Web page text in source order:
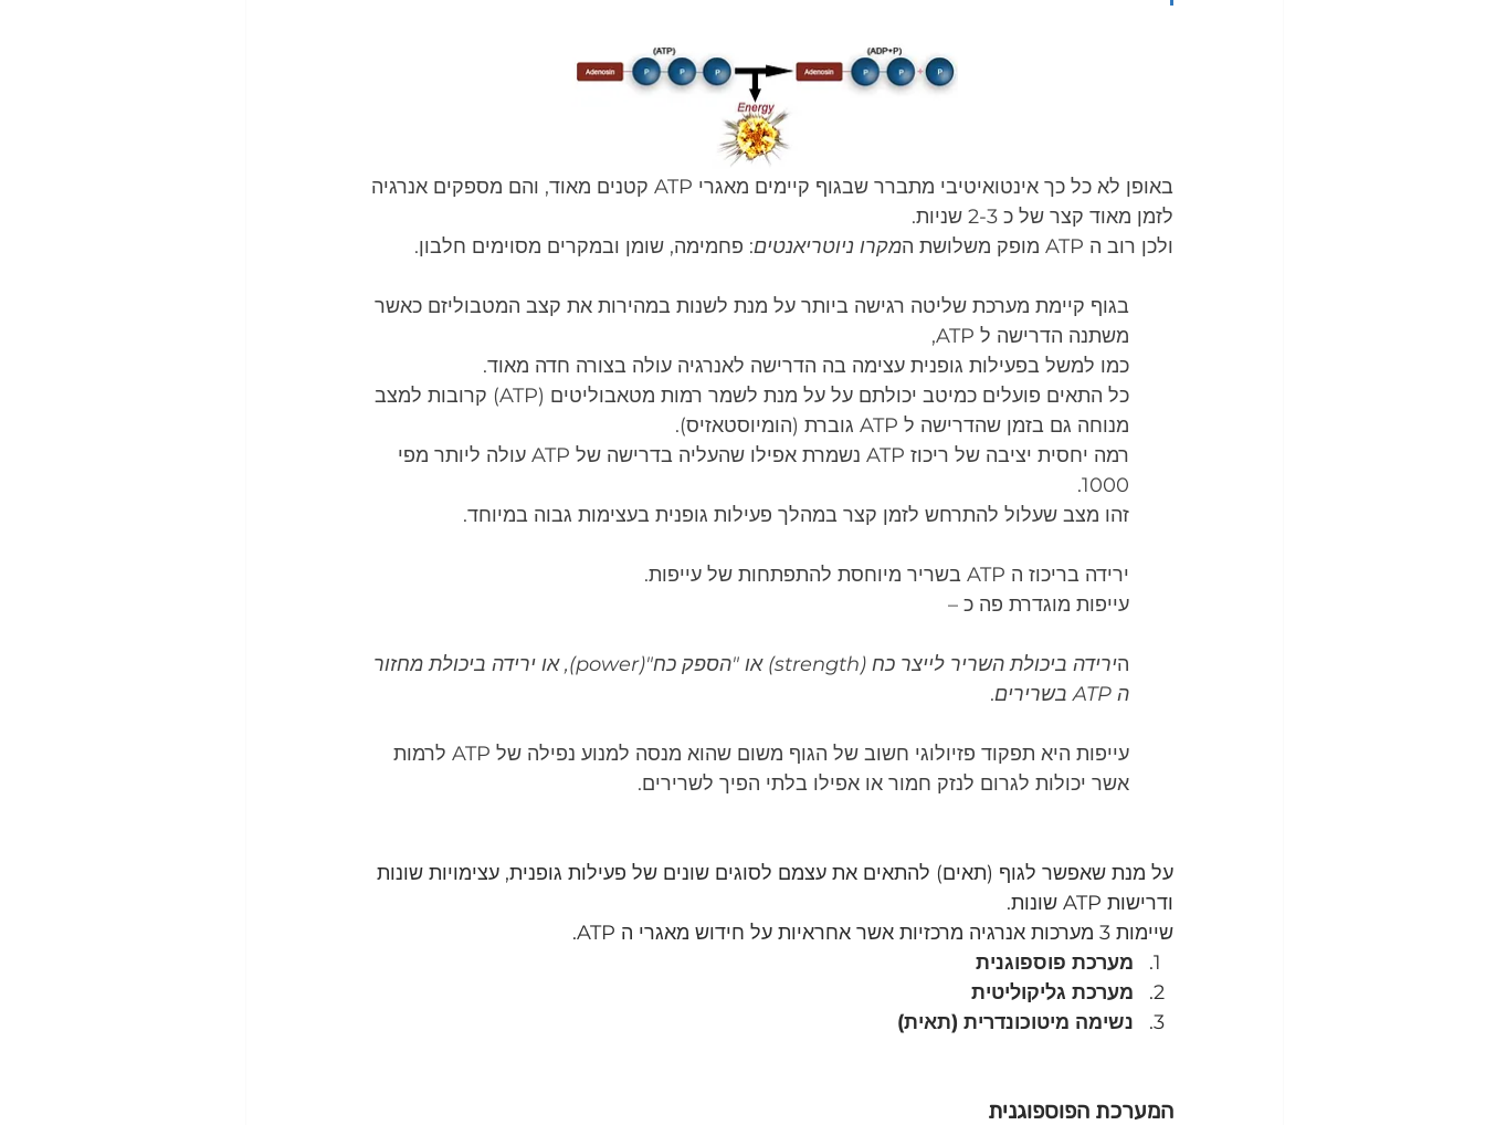
באופן לא כל כך אינטואיטיבי מתברר שבגוף קיימים מאגרי ATP קטנים מאוד, והם מספקים אנרגיה
לזמן מאוד קצר של כ 2-3 שניות.
ולכן רוב ה ATP מופק משלושת ה
מקרו ניוטריאנטים: פחמימה, שומן ובמקרים מסוימים חלבון.
בגוף קיימת מערכת שליטה רגישה ביותר על מנת לשנות במהירות את קצב המטבוליזם כאשר
משתנה הדרישה ל ATP,
כמו למשל בפעילות גופנית עצימה בה הדרישה לאנרגיה עולה בצורה חדה מאוד.
כל התאים פועלים כמיטב יכולתם על על מנת לשמר רמות מטאבוליטים (ATP) קרובות למצב
מנוחה גם בזמן שהדרישה ל ATP גוברת (הומיוסטאזיס).
רמה יחסית יציבה של ריכוז ATP נשמרת אפילו שהעליה בדרישה של ATP עולה ליותר מפי
1000.
זהו מצב שעלול להתרחש לזמן קצר במהלך פעילות גופנית בעצימות גבוה במיוחד.
ירידה בריכוז ה ATP בשריר מיוחסת להתפתחות של עייפות.
עייפות מוגדרת פה כ –
ה
ירידה ביכולת השריר לייצר כח (strength) או "הספק כח"(power), או ירידה ביכולת מחזור
ה ATP בשרירים
.
עייפות היא תפקוד פזיולוגי חשוב של הגוף משום שהוא מנסה למנוע נפילה של ATP לרמות
אשר יכולות לגרום לנזק חמור או אפילו בלתי הפיך לשרירים.
על מנת שאפשר לגוף (תאים) להתאים את עצמם לסוגים שונים של פעילות גופנית, עצימויות שונות
ודרישות ATP שונות.
שיימות 3 מערכות אנרגיה מרכזיות אשר אחראיות על חידוש מאגרי ה ATP.
מערכת פוספוגנית
מערכת גליקוליטית
נשימה מיטוכונדרית (תאית)
המערכת הפוספוגנית